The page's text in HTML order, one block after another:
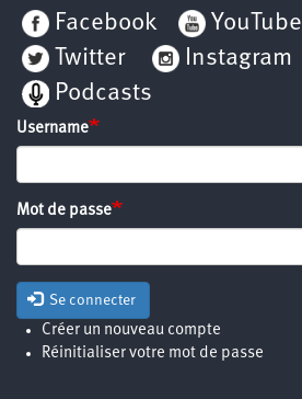
Facebook
YouTube
Twitter
Instagram
Podcasts
Username
Mot de passe
Se connecter
Créer un nouveau compte
Réinitialiser votre mot de passe